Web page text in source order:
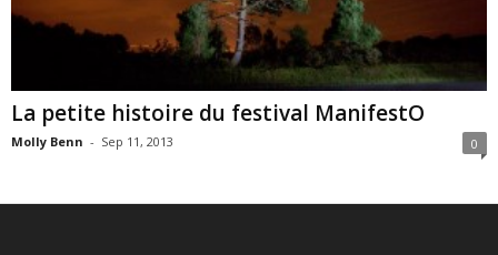
La petite histoire du festival ManifestO
Molly Benn - Sep 11, 2013 0